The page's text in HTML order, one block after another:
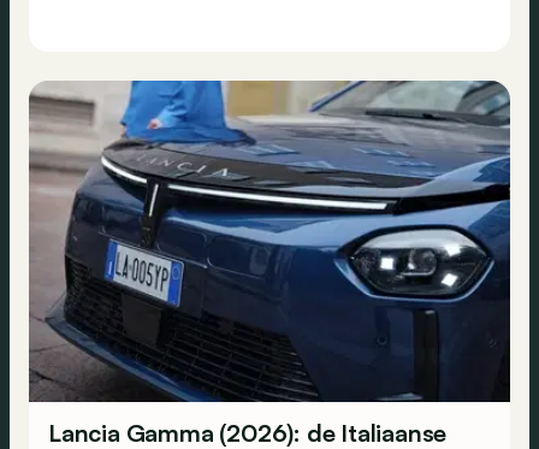
Lancia Gamma (2026): de Italiaanse